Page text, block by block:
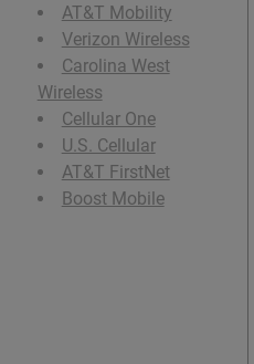
AT&T Mobility
Verizon Wireless
Carolina West
Wireless
Cellular One
U.S. Cellular
AT&T FirstNet
Boost Mobile